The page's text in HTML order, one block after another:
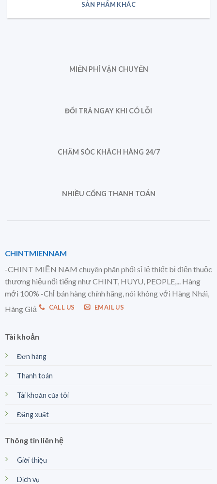
SẢN PHẨM KHÁC
MIẾN PHÍ VẬN CHUYỂN
ĐỔI TRẢ NGAY KHI CÓ LỖI
CHĂM SÓC KHÁCH HÀNG 24/7
NHIỀU CỔNG THANH TOÁN
CHINTMIENNAM
-CHINT MIỀN NAM chuyên phân phối sỉ lẻ thiết bị điện thuộc
thương hiệu nổi tiếng như CHINT, HUYU, PEOPLE,... Hàng
mới 100% -Chỉ bán hàng chính hãng, nói không với Hàng Nhái,
Hàng Giả
CALL US EMAIL US
Tài khoản
Đơn hàng
Thanh toán
Tài khoản của tôi
Đăng xuất
Thông tin liên hệ
Giới thiệu
Dịch vụ